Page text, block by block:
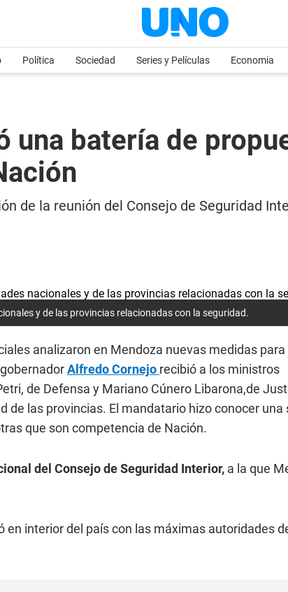
Política Sociedad Series y Películas Economia
una batería de
de la reunión del Consejo de Seguridad
y de las provincias relacionadas con la seguridad.
analizaron en Mendoza nuevas medidas para
Alfredo Cornejo recibió a los ministros
de Defensa y Mariano Cúnero Libarona,de
de las provincias. El mandatario hizo conocer una
que son competencia de Nación.
del Consejo de Seguridad Interior, a la que
interior del país con las máximas autoridades